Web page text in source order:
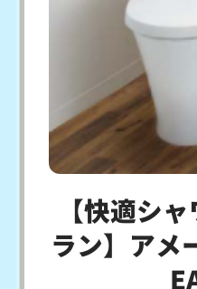
【快適シ
ラン】アメ